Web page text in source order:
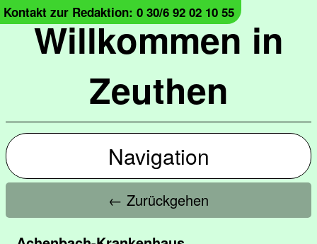
Willkommen in
Zeuthen
Kontakt zur Redaktion: 0 30/6 92 02 10 55
Navigation
← Zurückgehen